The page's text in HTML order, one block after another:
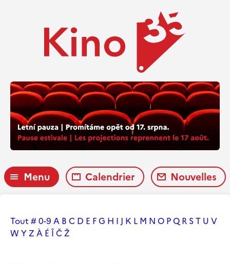
Menu Calendrier Nouvelles
Tout # 0-9 A B C D E FG H I J K L M N O PQ R ST U V
W YZ À É ÎČŽ